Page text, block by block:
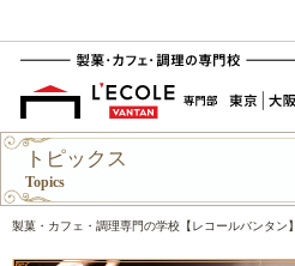
トピックス
Topics
製菓・カフェ・調理専門の学校【レコールバンタン】